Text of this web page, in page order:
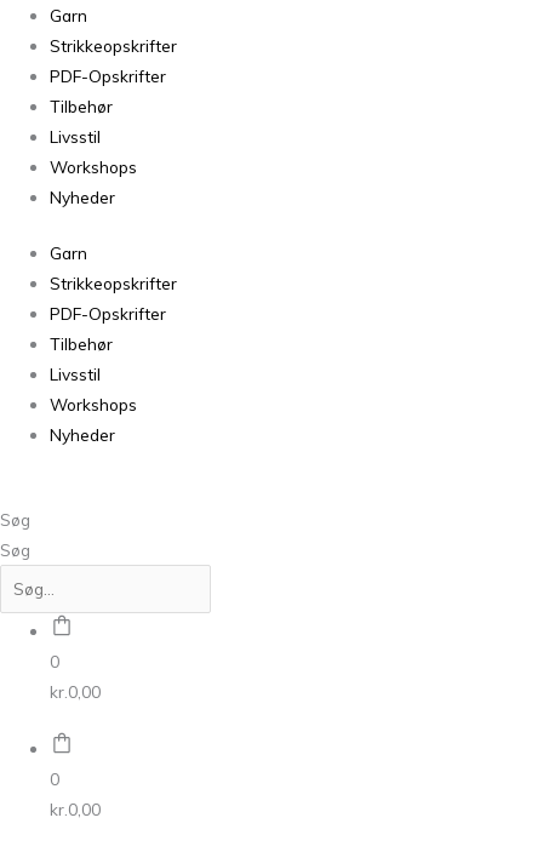
Garn
Strikkeopskrifter
PDF-Opskrifter
Tilbehør
Livsstil
Workshops
Nyheder
Garn
Strikkeopskrifter
PDF-Opskrifter
Tilbehør
Livsstil
Workshops
Nyheder
Søg
Søg
0
kr. 0,00
0
kr. 0,00
Mulberry
Bordeaux
antal